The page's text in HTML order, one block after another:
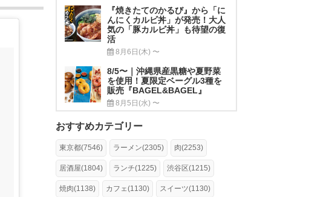
『焼きたてのかるび』から「に
んにくカルビ丼」が発売！大人
気の「豚カルビ丼」も待望の復
活
8月6日(木) 〜
8/5〜｜沖縄県産黒糖や夏野菜
を使用！夏限定ベーグル3種を
販売『BAGEL&BAGEL』
8月5日(水) 〜
おすすめカテゴリー
東京都(7546) ラーメン(2305) 肉(2253)
居酒屋(1804) ランチ(1225) 渋谷区(1215)
焼肉(1138) カフェ(1130) スイーツ(1130)